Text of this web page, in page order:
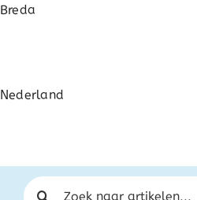
Breda
Nederland
Zoeken naar: